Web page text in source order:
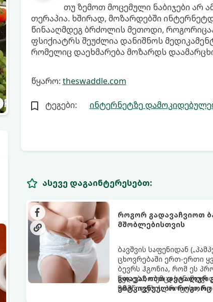
თუ ზემოთ მოცემული ნაბიჯები არ
თერაპია. ხშირად, მოზარდებში
წინააღმდეგ ბრძოლის მეთოდი,
ფსიქიატრს შეუძლია დანიშნოს
რომელიც დაეხმარება მოზარდს
წყარო: theswaddle.com
ტეგები: ინტერნეტზე
ასევე დაგაინტერესებთ:
როგორ გადავაჩვიოთ
მშობლებისთვის
ბავშვის საფენიდან
ცხოვრებაში ერთ-ერთი
ბევრს ჰგონია, რომ ეს
წყდება, თუმცა
მომწიფების პროცესი,
გთავაზობთ დეტალურ
უმტკივნეულო როგორც